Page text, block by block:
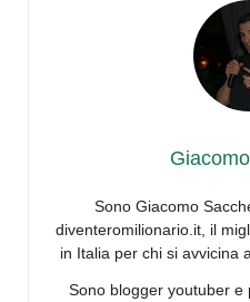
Sono Giacomo
diventeromilionario.it, il
in Italia per chi si avvicina
Sono blogger youtuber e